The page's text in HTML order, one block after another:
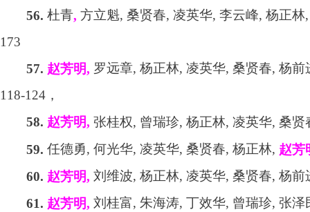
56. 杜青, 方立魁, 桑贤春, 凌英华, 李云峰, 杨正林
173
57. 赵芳明, 罗远章, 杨正林, 凌英华, 桑贤春, 杨前
118-124 ，
58. 赵芳明, 张桂权, 曾瑞珍, 杨正林, 凌英华, 桑贤
59. 任德勇, 何光华, 凌英华, 桑贤春, 杨正林, 赵芳
60. 赵芳明, 刘维波, 杨正林, 凌英华, 桑贤春, 杨前
61. 赵芳明, 刘桂富, 朱海涛, 丁效华, 曾瑞珍, 张泽